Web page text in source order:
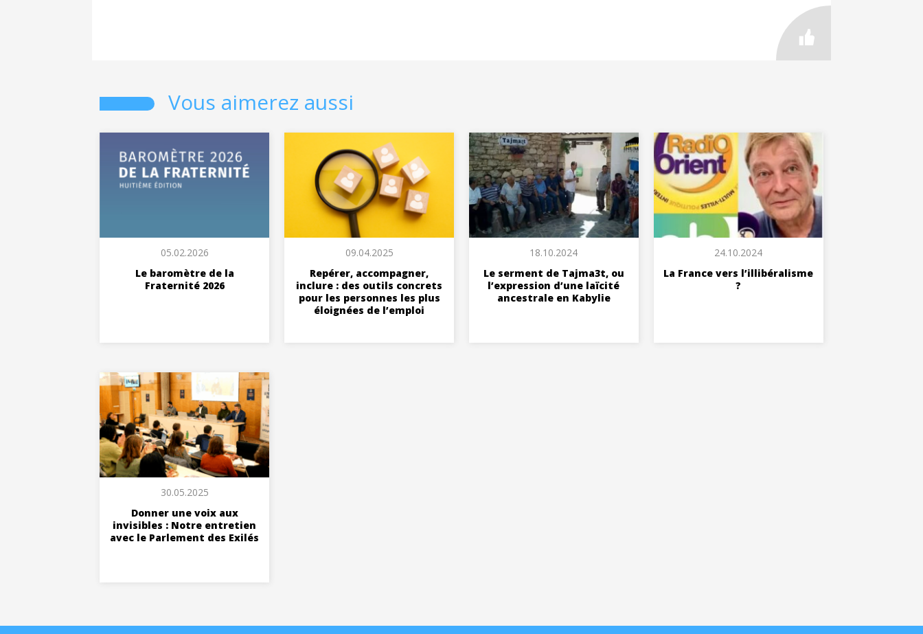
Vous aimerez aussi
05.02.2026
Le baromètre de la
Fraternité 2026
09.04.2025
Repérer, accompagner,
inclure : des outils concrets
pour les personnes les plus
éloignées de l’emploi
18.10.2024
Le serment de Tajma3t, ou
l’expression d’une laïcité
ancestrale en Kabylie
24.10.2024
La France vers l’illibéralisme
?
30.05.2025
Donner une voix aux
invisibles : Notre entretien
avec le Parlement des Exilés